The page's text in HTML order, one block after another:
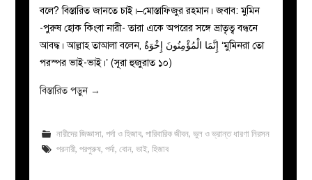
বলে? বিস্তারিত জানতে চাই।–মোস্তাফিজুর রহমান। জবাব: মুমিন
-পুরুষ হোক কিংবা নারী- তারা একে অপরের সঙ্গে ভ্রাতৃত্ব বন্ধনে
আবদ্ধ। আল্লাহ তাআলা বলেন, إِنَّمَا الْمُؤْمِنُونَ إِخْوَةٌ ‘মুমিনরা তো
পরস্পর ভাই-ভাই।’ (সূরা হুজুরাত ১০)
বিস্তারিত পড়ুন →
নারীদের জিজ্ঞাসা, পর্দা ও হিজাব, পারিবারিক জীবন, ভুল ও ভ্রান্ত ধারণা নিরসন
পরনারী, পরপুরুষ, পর্দা, বোন, ভাই, হিজাব